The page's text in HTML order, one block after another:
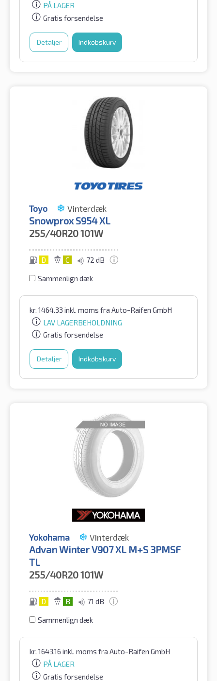
PÅ LAGER
Gratis forsendelse
Detaljer Indkøbskurv
Toyo Vinterdæk
Snowprox S954 XL
255/40R20101W
D C 72 dB
Sammenlign dæk
kr. 1464.33 inkl. moms fra Auto-Raifen GmbH
LAV LAGERBEHOLDNING
Gratis forsendelse
Detaljer Indkøbskurv
Yokohama Vinterdæk
Advan Winter V907 XL M+S 3PMSF
TL
255/40R20101W
D B 71 dB
Sammenlign dæk
kr. 1643.16 inkl. moms fra Auto-Raifen GmbH
PÅ LAGER
Gratis forsendelse